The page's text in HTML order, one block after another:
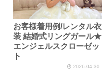
お客様着用例/レンタル衣
装 結婚式リングガール★
エンジェルスクローゼッ
ト
2026.04.30